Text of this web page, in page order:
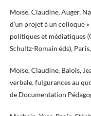
Moïse, Claudine, Auger,
d’un projet à un colloque
politiques et médiatiques
Schultz-Romain éds),
Moïse, Claudine, Balois,
verbale, fulgurances au
de Documentation